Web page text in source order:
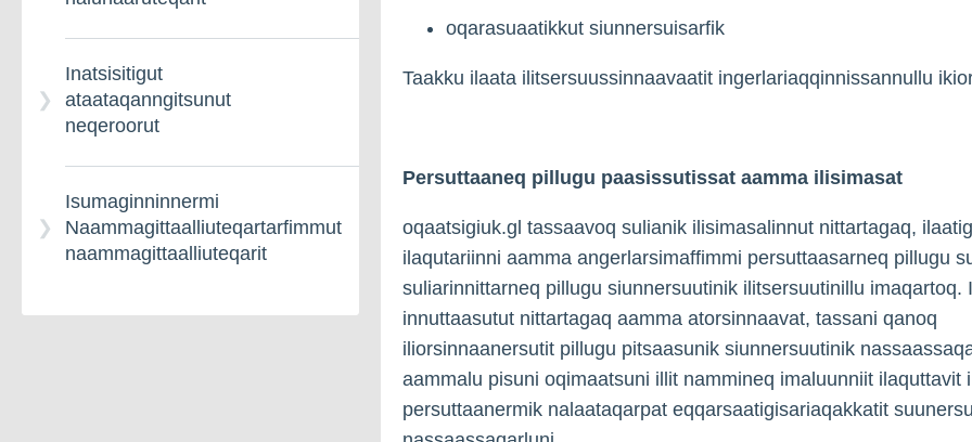
Ima
naammagittaalliuuteqassaatit
Pisortanit ikiorsiissutit
Inatsisitigut
ataataqanngitsunut
neqeroorut
Isumaginninnermi
Naammagittaalliuteqartarfimmut
naammagittaalliuteqarit
oqarasuaatikkut siunnersuisarfik
Taakku ilaata ilitsersuussinnaavaatit ingerlariaqqinnissannullu
Persuttaaneq pillugu paasissutissat aamma ilisimasat
oqaatsigiuk.gl tassaavoq sulianik ilisimasalinnut nittartagaq,
ilaqutariinni aamma angerlarsimaffimmi persuttaasarneq pillugu
suliarinnittarneq pillugu siunnersuutinik ilitsersuutinillu imaqartoq.
innuttaasutut nittartagaq aamma atorsinnaavat, tassani qanoq
iliorsinnaanersutit pillugu pitsaasunik siunnersuutinik
aammalu pisuni oqimaatsuni illit nammineq imaluunniit ilaquttavit
persuttaanermik nalaataqarpat eqqarsaatigisariaqakkatit